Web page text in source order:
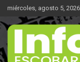
Saltar
contenido
miércoles, agosto 5, 2026